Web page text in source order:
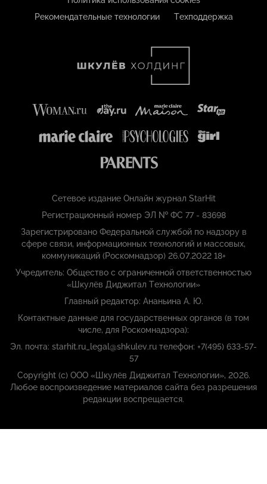
Рекомендательные технологии
Техподдержка
Сетевое издание Онлайн журнал StarHit
Регистрационный номер ЭЛ № ФС 77 - 83698
Зарегистрировано Федеральной службой по надзору в
сфере связи, информационных технологий и массовых,
коммуникаций (Роскомнадзор) 26.07.2022 18+
Учредитель: Общество с ограниченной ответственностью
«Шкулёв Диджитал Технологии»
Главный редактор: Ананьина А. Ю.
Контактные данные для государственных органов (в том
числе, для Роскомнадзора):
Эл. почта: starhit.ru_legal@shkulev.ru телефон: +7(495) 633-57-
57
Copyright (с) ООО «Шкулёв Диджитал Технологии», 2026.
Любое воспроизведение материалов сайта без разрешения
редакции воспрещается.